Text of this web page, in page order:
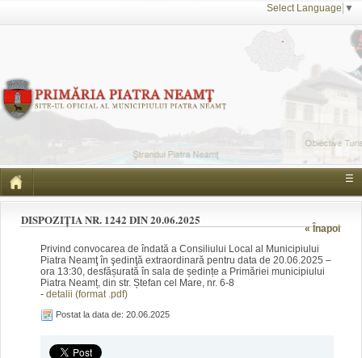
Select Language ▼
☰
« Înapoi
DISPOZIȚIA NR. 1242 DIN 20.06.2025
Privind convocarea de îndată a Consiliului Local al Municipiului
Piatra Neamţ în şedinţă extraordinară pentru data de 20.06.2025 –
ora 13:30, desfășurată în sala de ședințe a Primăriei municipiului
Piatra Neamț, din str. Ștefan cel Mare, nr. 6-8
- detalii (format .pdf)
Postat la data de: 20.06.2025